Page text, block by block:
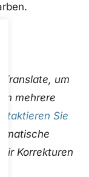
Translate, um
mehrere
Sie
Korrekturen